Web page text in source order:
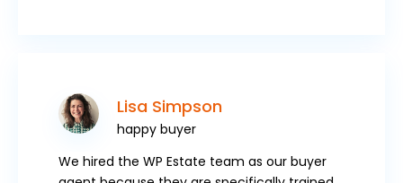
Lisa Simpson
happy buyer
We hired the WP Estate team as our buyer